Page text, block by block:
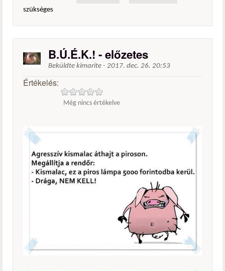
szükséges
B.Ú.É.K.! - előzetes
Beküldte kimarite - 2017. dec. 26. 20:53
Értékelés:
Még nincs értékelve